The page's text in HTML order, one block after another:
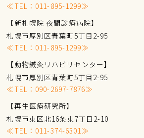
≪TEL： 011-895-1299≫
【新札幌院 夜間診療病院】
札幌市厚別区青葉町5丁目2-95
≪TEL： 011-895-1299≫
【動物鍼灸リハビリセンター】
札幌市厚別区青葉町5丁目2-95
≪TEL： 090-2697-7876≫
【再生医療研究所】
札幌市東区北16条東7丁目2-10
≪TEL： 011-374-6301≫